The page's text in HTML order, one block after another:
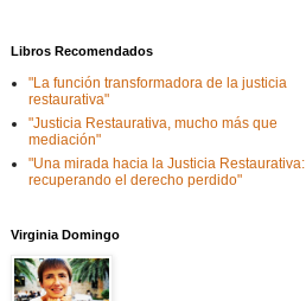
Libros Recomendados
"La función transformadora de la justicia
restaurativa"
"Justicia Restaurativa, mucho más que
mediación"
"Una mirada hacia la Justicia Restaurativa:
recuperando el derecho perdido"
Virginia Domingo